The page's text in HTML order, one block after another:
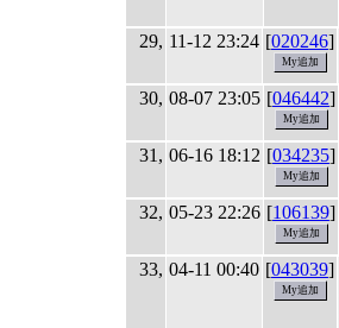
29, 11-12 23:24 [020246]
30, 08-07 23:05 [046442]
31, 06-16 18:12 [034235]
32, 05-23 22:26 [106139]
33, 04-11 00:40 [043039]